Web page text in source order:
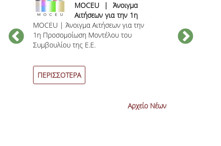
MOCEU | Άνοιγμα
Αιτήσεων για την 1η
Προσομοίωση
Μοντέλου του
Συμβουλίου της Ε.Ε.
MOCEU | Άνοιγμα Αιτήσεων για την
1η Προσομοίωση Μοντέλου του
Συμβουλίου της Ε.Ε.
ΠΕΡΙΣΣΟΤΕΡΑ
βαθμολογίας
εξεταστικών
Αρχείο Νέων